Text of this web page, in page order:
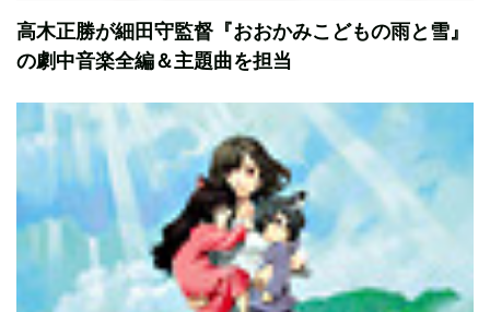
高木正勝が細田守監督『おおかみこどもの雨と雪』
の劇中音楽全編＆主題曲を担当